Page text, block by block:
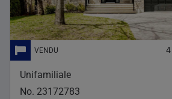
4
Unifamiliale
No. 23172783